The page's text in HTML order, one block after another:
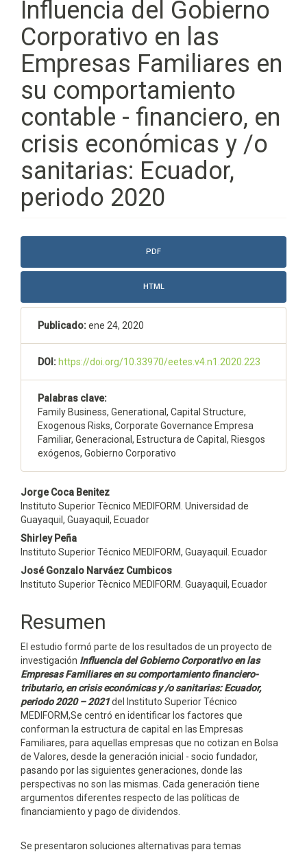
Influencia del Gobierno
Corporativo en las
Empresas Familiares en
su comportamiento
contable - financiero, en
crisis económicas y /o
sanitarias: Ecuador,
periodo 2020
Barra
lateral
artículo
PDF
HTML
Publicado:ene 24, 2020
DOI:https://doi.org/10.33970/eetes.v4.n1.2020.223
Palabras clave:
Family Business, Generational, Capital Structure,
Exogenous Risks, Corporate Governance Empresa
Familiar, Generacional, Estructura de Capital, Riesgos
exógenos, Gobierno Corporativo
Contenido
principal
del
artículo
Jorge Coca Benitez
Instituto Superior Tècnico MEDIFORM. Universidad de
Guayaquil, Guayaquil, Ecuador
Shirley Peña
Instituto Superior Técnico MEDIFORM, Guayaquil. Ecuador
José Gonzalo Narváez Cumbicos
Instituto Superior Tècnico MEDIFORM. Guayaquil, Ecuador
Resumen
El estudio formó parte de los resultados de un proyecto de
investigación Influencia del Gobierno Corporativo en las
Empresas Familiares en su comportamiento financiero-
tributario, en crisis económicas y /o sanitarias: Ecuador,
periodo 2020 – 2021del Instituto Superior Técnico
MEDIFORM,Se centró en identificar los factores que
conforman la estructura de capital en las Empresas
Familiares, para aquellas empresas que no cotizan en Bolsa
de Valores, desde la generación inicial - socio fundador,
pasando por las siguientes generaciones, donde las
perspectivas no son las mismas. Cada generación tiene
argumentos diferentes respecto de las políticas de
financiamiento y pago de dividendos.
Se presentaron soluciones alternativas para temas